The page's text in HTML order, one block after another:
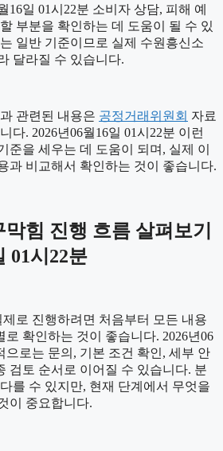
16일 01시22분 소비자 상담, 피해 예
부분을 확인하는 데 도움이 될 수 있
일반 기준이므로 실제 수원흥신소
달라질 수 있습니다.
관련된 내용은 공정거래위원회 자료
다. 2026년06월16일 01시22분 이런
준을 세우는 데 도움이 되며, 실제 이
과 비교해서 확인하는 것이 좋습니다.
힘 진행 흐름 살펴보기
01시22분
로 진행하려면 처음부터 모든 내용
확인하는 것이 좋습니다. 2026년06
으로는 문의, 기본 조건 확인, 세부 안
검토 순서로 이어질 수 있습니다. 분
를 수 있지만, 현재 단계에서 무엇을
이 중요합니다.